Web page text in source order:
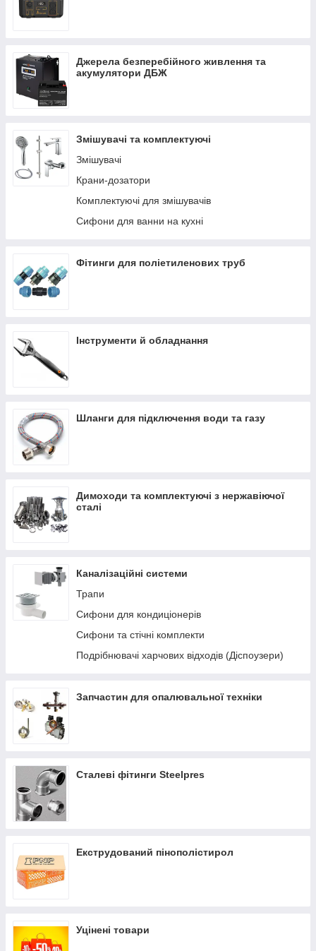
Джерела безперебійного живлення та
акумулятори ДБЖ
Змішувачі та комплектуючі
Змішувачі
Крани-дозатори
Комплектуючі для змішувачів
Сифони для ванни на кухні
Фітинги для поліетиленових труб
Інструменти й обладнання
Шланги для підключення води та газу
Димоходи та комплектуючі з нержавіючої
сталі
Каналізаційні системи
Трапи
Сифони для кондиціонерів
Сифони та стічні комплекти
Подрібнювачі харчових відходів (Діспоузери)
Запчастин для опалювальної техніки
Сталеві фітинги Steelpres
Екструдований пінополістирол
Уцінені товари